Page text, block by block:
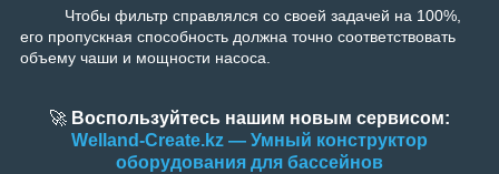
Чтобы фильтр справлялся со своей задачей на 100%,
его пропускная способность должна точно соответствовать
объему чаши и мощности насоса.
🚀 Воспользуйтесь нашим новым сервисом:
Welland-Create.kz — Умный конструктор
оборудования для бассейнов